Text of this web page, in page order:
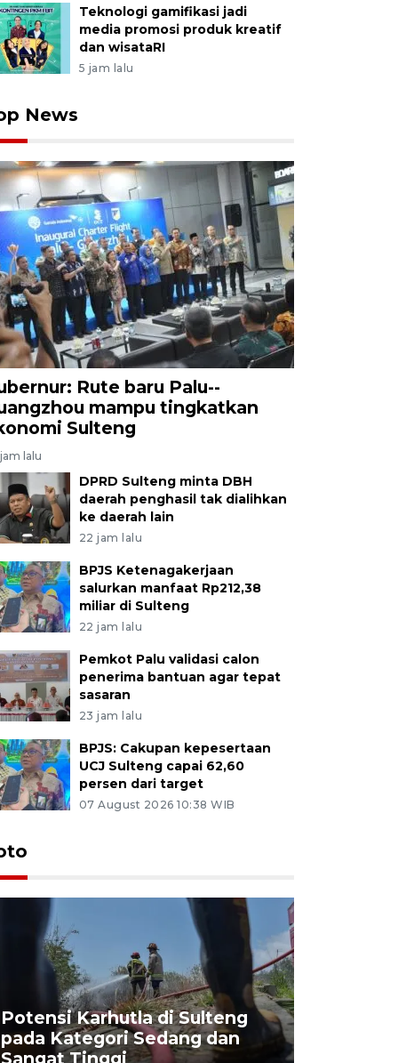
Teknologi gamifikasi jadi
media promosi produk kreatif
dan wisataRI
5 jam lalu
News
Rute baru Palu--
mampu tingkatkan
Sulteng
lalu
DPRD Sulteng minta DBH
daerah penghasil tak dialihkan
ke daerah lain
22 jam lalu
BPJS Ketenagakerjaan
salurkan manfaat Rp212,38
miliar di Sulteng
22 jam lalu
Pemkot Palu validasi calon
penerima bantuan agar tepat
sasaran
23 jam lalu
BPJS: Cakupan kepesertaan
UCJ Sulteng capai 62,60
persen dari target
07 August 2026 10:38 WIB
Potensi Karhutla di Sulteng
pada Kategori Sedang dan